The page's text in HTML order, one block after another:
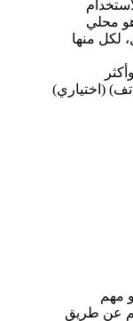
محلي
200 جهة اتصال، لكل منها
(اختياري)
عن طريق